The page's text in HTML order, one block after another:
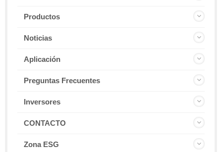
Productos
Noticias
Aplicación
Preguntas Frecuentes
Inversores
CONTACTO
Zona ESG